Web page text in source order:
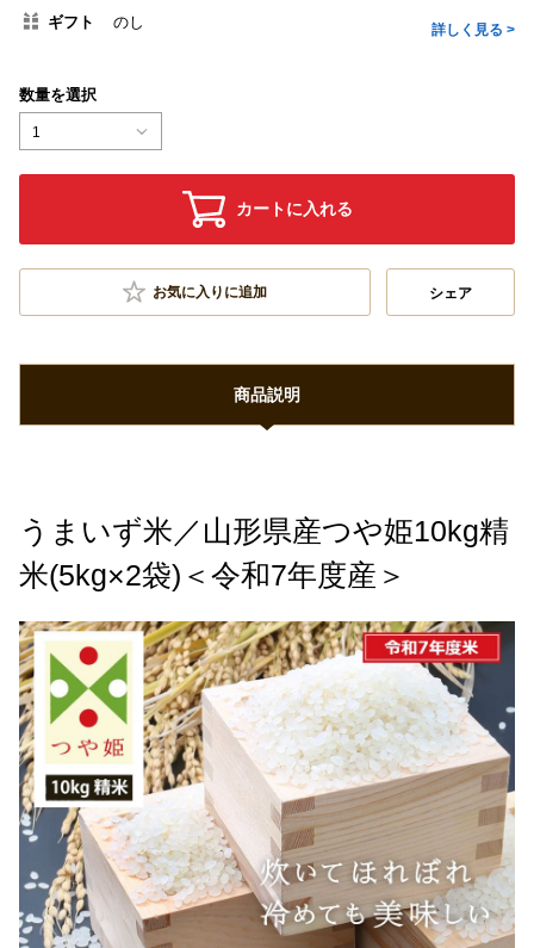
ギフト のし 詳しく見る >
数量を選択
1
カートに入れる
お気に入りに追加 シェア
商品説明
うまいず米／山形県産つや姫10kg精
米(5kg×2袋)＜令和7年度産＞